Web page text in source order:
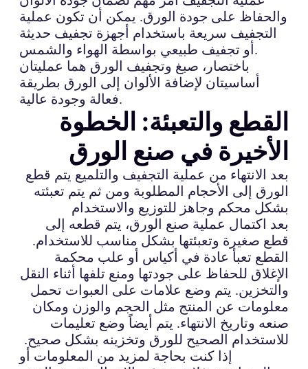
والحفاظ على جودة الورق. يمكن أن تكون عملية
التجفيف سريعة باستخدام أجهزة تجفيف حديثة
أو تجفيف طبيعي بواسطة الهواء والشمس.
باختصار، صبغ وتجفيف الورق هما عمليتان
أساسيتان لإضافة الألوان إلى الورق بطريقة
فعالة وجودة عالية.
القطع والتعبئة: الخطوة
الأخيرة في صنع الورق
بعد الانتهاء من عملية التجفيف والتلميع يتم قطع
الورق إلى الأحجام المطلوبة ومن ثم يتم تعبئته
بشكل محكم وجاهز للتوزيع والاستخدام
بعد اكتمال عملية صنع الورق، يتم قطعه إلى
قطع صغيرة وتعبئتها بشكل مناسب للاستخدام.
القطع تعبأ عادة في أكياس أو علب محكمة
الإغلاق للحفاظ على جودتها ومنع تلفها أثناء النقل
والتخزين. يتم وضع علامات على العبوات تحمل
معلومات عن المنتج مثل الحجم والوزن ومكان
صنعه وتاريخ الانتهاء. يتم أيضاً وضع تعليمات
للاستخدام الصحيح للورق وتخزينه بشكل صحيح.
إذا كنت بحاجة لمزيد من المعلومات أو